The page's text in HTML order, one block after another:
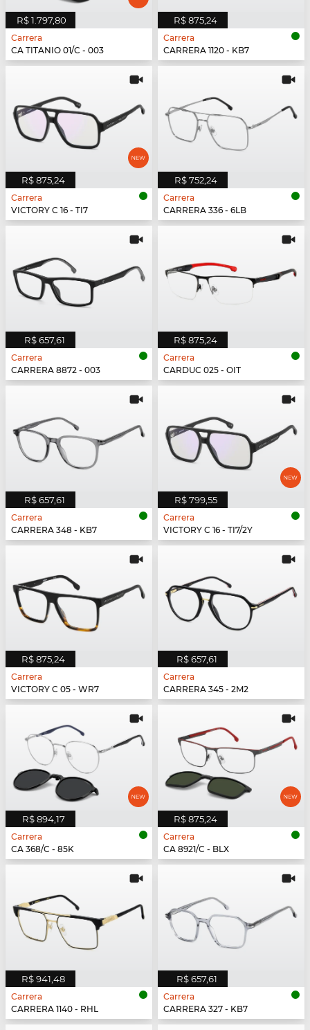
R$ 1.797,80
Carrera
CA TITANIO 01/C - 003
R$ 875,24
Carrera
CARRERA 1120 - KB7
R$ 875,24
Carrera
VICTORY C 16 - TI7
R$ 752,24
Carrera
CARRERA 336 - 6LB
R$ 657,61
Carrera
CARRERA 8872 - 003
R$ 875,24
Carrera
CARDUC 025 - OIT
R$ 657,61
Carrera
CARRERA 348 - KB7
R$ 799,55
Carrera
VICTORY C 16 - TI7/2Y
R$ 875,24
Carrera
VICTORY C 05 - WR7
R$ 657,61
Carrera
CARRERA 345 - 2M2
R$ 894,17
Carrera
CA 368/C - 85K
R$ 875,24
Carrera
CA 8921/C - BLX
R$ 941,48
Carrera
CARRERA 1140 - RHL
R$ 657,61
Carrera
CARRERA 327 - KB7